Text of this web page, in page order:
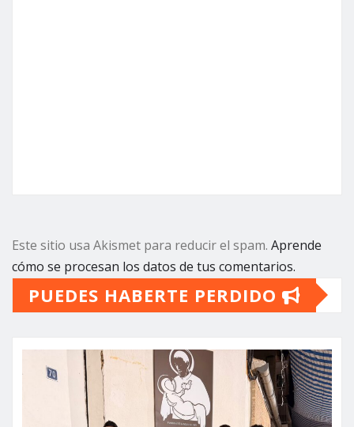
Este sitio usa Akismet para reducir el spam. Aprende
cómo se procesan los datos de tus comentarios.
PUEDES HABERTE PERDIDO